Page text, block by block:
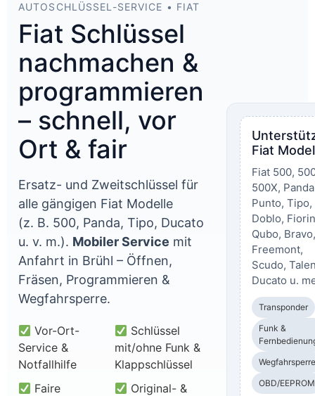
AUTOSCHLÜSSEL-SERVICE • FIAT
Fiat Schlüssel
nachmachen &
programmieren
– schnell, vor
Ort & fair
Ersatz- und Zweitschlüssel für
alle gängigen Fiat Modelle
(z. B. 500, Panda, Tipo, Ducato
u. v. m.). Mobiler Service mit
Anfahrt in Brühl – Öffnen,
Fräsen, Programmieren &
Wegfahrsperre.
Vor-Ort-
Service &
Notfallhilfe
Schlüssel
mit/ohne Funk &
Klappschlüssel
Faire
Original- &
Fiat
Fiat 500,
500X,
Punto, Tipo,
Doblo,
Qubo, Bravo,
Freemont,
Scudo,
Ducato u.
Transponder
Funk &
Wegfahrsperre
OBD/EEPROM